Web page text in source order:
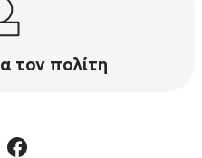
τον πολίτη